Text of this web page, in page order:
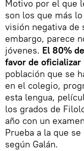
Motivo por el que
son los que más
visión negativa de
embargo, parece
jóvenes. El 80%
favor de oficializar
población que se
en el colegio,
esta lengua,
los grados de
año con un
Prueba a la que
según Galán.